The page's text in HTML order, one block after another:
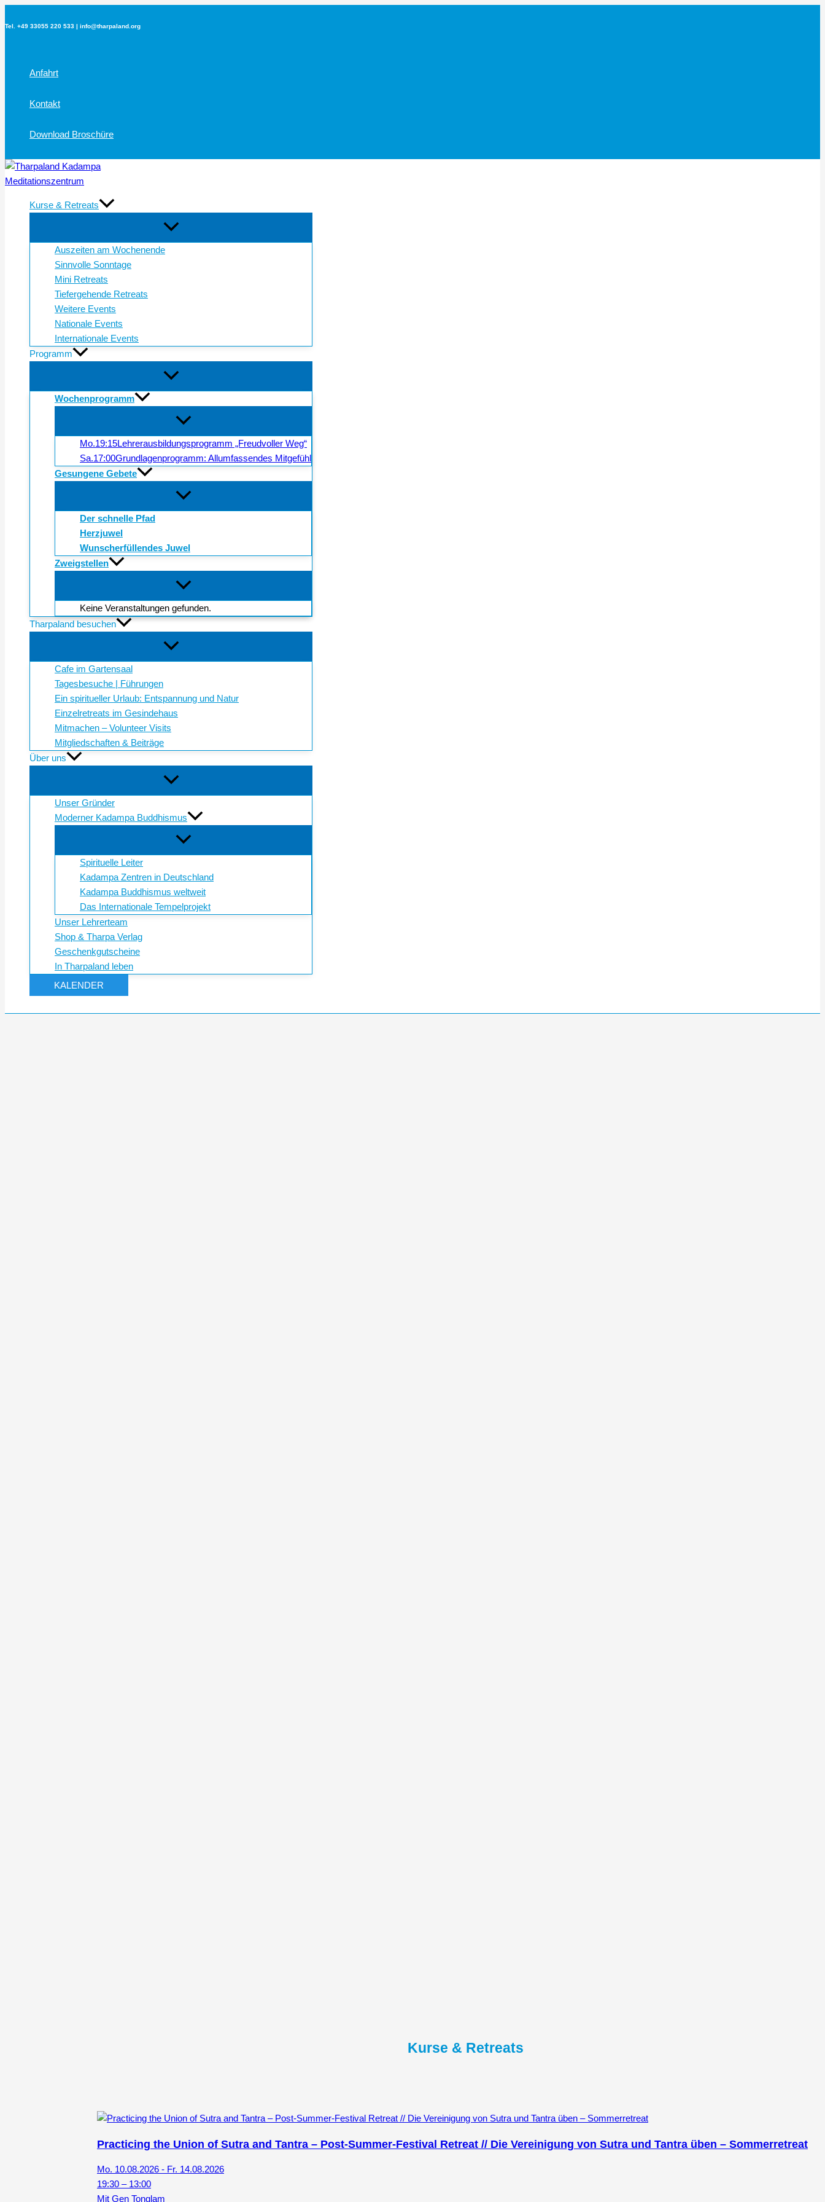
Inhalt
Tel. +49 33055 220 533 | info@tharpaland.org
Anfahrt
Kontakt
Download Broschüre
Kurse & Retreats
Auszeiten am Wochenende
Sinnvolle Sonntage
Mini Retreats
Tiefergehende Retreats
Weitere Events
Nationale Events
Internationale Events
Programm
Wochenprogramm
Mo.19:15Lehrerausbildungsprogramm „Freudvoller Weg“
Sa.17:00Grundlagenprogramm: Allumfassendes Mitgefühl
Gesungene Gebete
Der schnelle Pfad
Herzjuwel
Wunscherfüllendes Juwel
Zweigstellen
Keine Veranstaltungen gefunden.
Tharpaland besuchen
Cafe im Gartensaal
Tagesbesuche | Führungen
Ein spiritueller Urlaub: Entspannung und Natur
Einzelretreats im Gesindehaus
Mitmachen – Volunteer Visits
Mitgliedschaften & Beiträge
Über uns
Unser Gründer
Moderner Kadampa Buddhismus
Spirituelle Leiter
Kadampa Zentren in Deutschland
Kadampa Buddhismus weltweit
Das Internationale Tempelprojekt
Unser Lehrerteam
Shop & Tharpa Verlag
Geschenkgutscheine
In Tharpaland leben
KALENDER
Kurse & Retreats
Practicing the Union of Sutra and Tantra – Post-Summer-Festival Retreat // Die Vereinigung von Sutra und Tantra üben – Sommerretreat
Mo. 10.08.2026 - Fr. 14.08.2026
19:30 – 13:00
Mit Gen Tonglam